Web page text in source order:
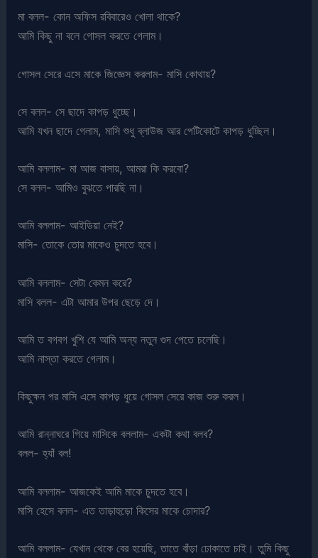
মা বলল- কোন অফিস রবিবারেও খোলা থাকে?
আমি কিছু না বলে গোসল করতে গেলাম।
গোসল সেরে এসে মাকে জিজ্ঞেস করলাম- মাসি কোথায়?
সে বলল- সে ছাদে কাপড় ধুচ্ছে।
আমি যখন ছাদে গেলাম, মাসি শুধু ব্লাউজ আর পেটিকোটে কাপড় ধুচ্ছিল।
আমি বললাম- মা আজ বাসায়, আমরা কি করবো?
সে বলল- আমিও বুঝতে পারছি না।
আমি বললাম- আইডিয়া নেই?
মাসি- তোকে তোর মাকেও চুদতে হবে।
আমি বললাম- সেটা কেমন করে?
মাসি বলল- এটা আমার উপর ছেড়ে দে।
আমি ত বগবগ খুশি যে আমি অন্য নতুন গুদ পেতে চলেছি।
আমি নাস্তা করতে গেলাম।
কিছুক্ষন পর মাসি এসে কাপড় ধুয়ে গোসল সেরে কাজ শুরু করল।
আমি রান্নাঘরে গিয়ে মাসিকে বললাম- একটা কথা বলব?
বলল- হ্যাঁ বল!
আমি বললাম- আজকেই আমি মাকে চুদতে হবে।
মাসি হেসে বলল- এত তাড়াহুড়ো কিসের মাকে চোদার?
আমি বললাম- যেখান থেকে বের হয়েছি, তাতে বাঁড়া ঢোকাতে চাই। তুমি কিছু